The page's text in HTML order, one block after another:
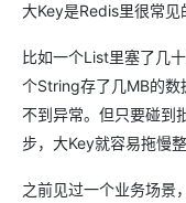
大Key是Redis里很常见
比如一个List里塞了几
个String存了几MB的数
不到异常。但只要碰到
步，大Key就容易拖慢整
之前见过一个业务场景